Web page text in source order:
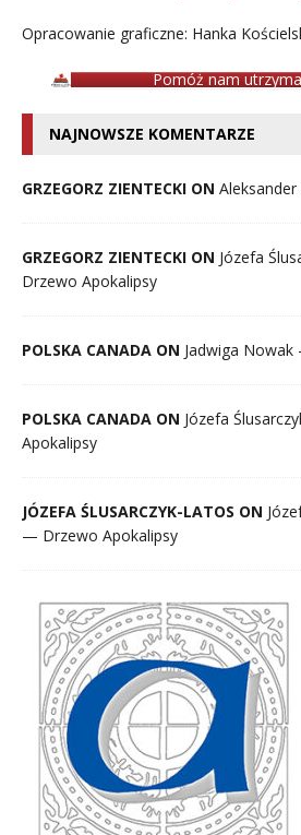
Opracowanie graficzne: Hanka
Pomóż nam
NAJNOWSZE KOMENTARZE
GRZEGORZ ZIENTECKI ON
GRZEGORZ ZIENTECKI ON Józefa
Drzewo Apokalipsy
POLSKA CANADA ON Jadwiga Nowak
POLSKA CANADA ON Józefa
Apokalipsy
JÓZEFA ŚLUSARCZYK-LATOS ON
— Drzewo Apokalipsy